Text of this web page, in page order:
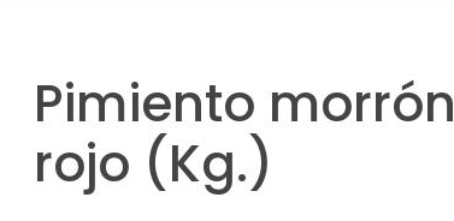
Pimiento morrón
rojo (Kg.)